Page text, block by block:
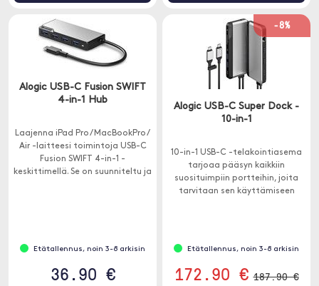
Alogic USB-C Fusion SWIFT
4-in-1 Hub
Laajenna iPad Pro / MacBookPro /
Air -laitteesi toimintoja USB-C
Fusion SWIFT 4-in-1 -
keskittimellä. Se on suunniteltu ja
Etätallennus, noin 3-8 arkisin
36.90 €
-8%
Alogic USB-C Super Dock -
10-in-1
10-in-1 USB-C -telakointiasema
tarjoaa pääsyn kaikkiin
suosituimpiin portteihin, joita
tarvitaan sen käyttämiseen
Etätallennus, noin 3-8 arkisin
172.90 € 187.90 €